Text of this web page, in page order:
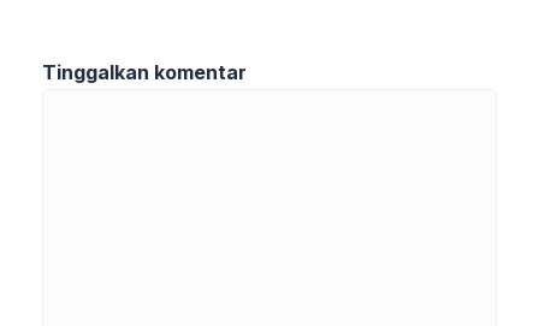
Tinggalkan komentar